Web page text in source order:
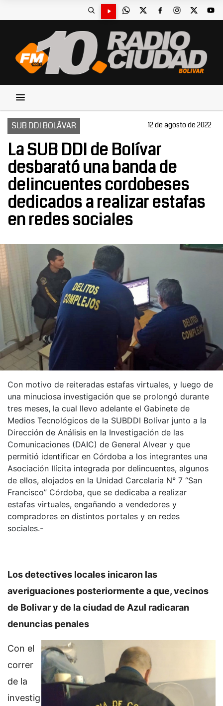
SUB DDI BOLÃVAR 12 de agosto de 2022
La SUB DDI de Bolívar
desbarató una banda de
delincuentes cordobeses
dedicados a realizar estafas
en redes sociales
Con motivo de reiteradas estafas virtuales, y luego de
una minuciosa investigación que se prolongó durante
tres meses, la cual llevo adelante el Gabinete de
Medios Tecnológicos de la SUBDDI Bolívar junto a la
Dirección de Análisis en la Investigación de las
Comunicaciones (DAIC) de General Alvear y que
permitió identificar en Córdoba a los integrantes una
Asociación Ilícita integrada por delincuentes, algunos
de ellos, alojados en la Unidad Carcelaria N° 7 “San
Francisco” Córdoba, que se dedicaba a realizar
estafas virtuales, engañando a vendedores y
compradores en distintos portales y en redes
sociales.-
Los detectives locales inicaron las
averiguaciones posteriormente a que, vecinos
de Bolivar y de la ciudad de Azul radicaran
denuncias penales
Con el
correr
de la
investig